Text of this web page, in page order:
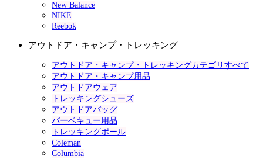
New Balance
NIKE
Reebok
アウトドア・キャンプ・トレッキング
アウトドア・キャンプ・トレッキングカテゴリすべて
アウトドア・キャンプ用品
アウトドアウェア
トレッキングシューズ
アウトドアバッグ
バーベキュー用品
トレッキングポール
Coleman
Columbia